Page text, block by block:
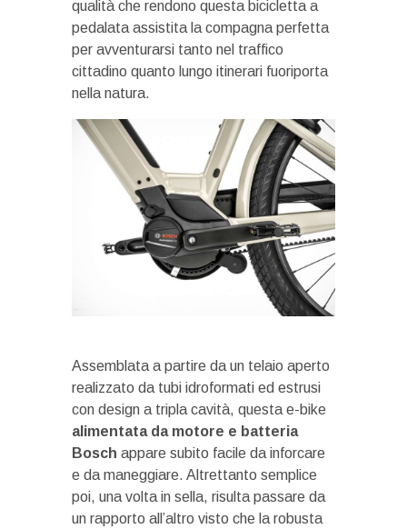
qualità che rendono questa bicicletta a
pedalata assistita la compagna perfetta
per avventurarsi tanto nel traffico
cittadino quanto lungo itinerari fuoriporta
nella natura.
Assemblata a partire da un telaio aperto
realizzato da tubi idroformati ed estrusi
con design a tripla cavità, questa e-bike
alimentata da motore e batteria
Bosch appare subito facile da inforcare
e da maneggiare. Altrettanto semplice
poi, una volta in sella, risulta passare da
un rapporto all’altro visto che la robusta